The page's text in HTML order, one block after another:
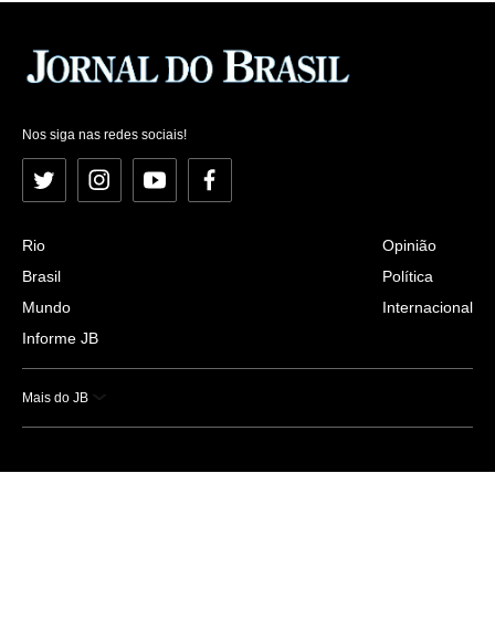
Nos siga nas redes sociais!
Twitter InstagramYouTubeFacebook
Rio
Brasil
Mundo
Informe JB
Opinião
Política
Internacional
Mais do JB
Esportes